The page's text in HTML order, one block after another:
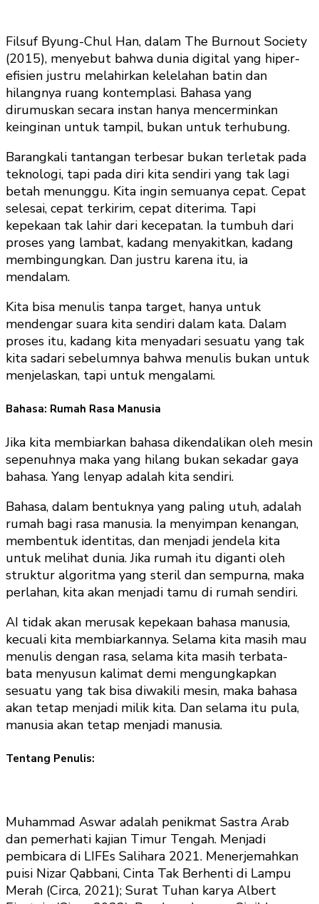
Filsuf Byung-Chul Han, dalam The Burnout Society
(2015), menyebut bahwa dunia digital yang hiper-
efisien justru melahirkan kelelahan batin dan
hilangnya ruang kontemplasi. Bahasa yang
dirumuskan secara instan hanya mencerminkan
keinginan untuk tampil, bukan untuk terhubung.
Barangkali tantangan terbesar bukan terletak pada
teknologi, tapi pada diri kita sendiri yang tak lagi
betah menunggu. Kita ingin semuanya cepat. Cepat
selesai, cepat terkirim, cepat diterima. Tapi
kepekaan tak lahir dari kecepatan. Ia tumbuh dari
proses yang lambat, kadang menyakitkan, kadang
membingungkan. Dan justru karena itu, ia
mendalam.
Kita bisa menulis tanpa target, hanya untuk
mendengar suara kita sendiri dalam kata. Dalam
proses itu, kadang kita menyadari sesuatu yang tak
kita sadari sebelumnya bahwa menulis bukan untuk
menjelaskan, tapi untuk mengalami.
Bahasa: Rumah Rasa Manusia
Jika kita membiarkan bahasa dikendalikan oleh mesin
sepenuhnya maka yang hilang bukan sekadar gaya
bahasa. Yang lenyap adalah kita sendiri.
Bahasa, dalam bentuknya yang paling utuh, adalah
rumah bagi rasa manusia. Ia menyimpan kenangan,
membentuk identitas, dan menjadi jendela kita
untuk melihat dunia. Jika rumah itu diganti oleh
struktur algoritma yang steril dan sempurna, maka
perlahan, kita akan menjadi tamu di rumah sendiri.
AI tidak akan merusak kepekaan bahasa manusia,
kecuali kita membiarkannya. Selama kita masih mau
menulis dengan rasa, selama kita masih terbata-
bata menyusun kalimat demi mengungkapkan
sesuatu yang tak bisa diwakili mesin, maka bahasa
akan tetap menjadi milik kita. Dan selama itu pula,
manusia akan tetap menjadi manusia.
Tentang Penulis:
Muhammad Aswar adalah penikmat Sastra Arab
dan pemerhati kajian Timur Tengah. Menjadi
pembicara di LIFEs Salihara 2021. Menerjemahkan
puisi Nizar Qabbani, Cinta Tak Berhenti di Lampu
Merah (Circa, 2021); Surat Tuhan karya Albert